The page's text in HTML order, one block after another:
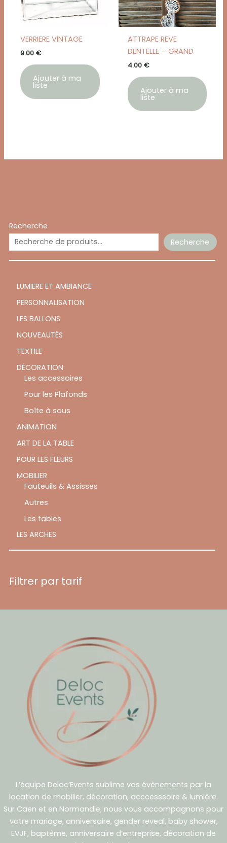
Recherche
Recherche
LUMIERE ET AMBIANCE
PERSONNALISATION
LES BALLONS
NOUVEAUTÉS
TEXTILE
DÉCORATION
Les accessoires
Pour les Plafonds
Boîte à sous
ANIMATION
ART DE LA TABLE
POUR LES FLEURS
MOBILIER
Fauteuils & Assisses
Autres
Les tables
LES ARCHES
Filtrer par tarif
VERRIERE VINTAGE
9.00 €
Ajouter à ma
liste
ATTRAPE REVE
DENTELLE – GRAND
4.00 €
Ajouter à ma
liste
L’équipe Deloc’Events sublime vos évènements par la
location de mobilier, décoration, acccesssoire & lumière.
Sur Caen et en Normandie, nous vous accompagnons pour
votre mariage, anniversaire, gender reveal, baby shower,
EVJF, baptême, anniversaire d’entreprise, décoration de